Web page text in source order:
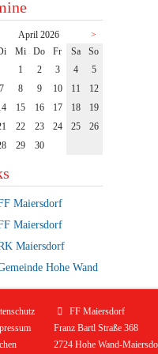
April 2026
>
enstag
Mittwoch
Donnerstag
Freitag
Samstag
Sonntag
1
2 3 4
5
7 8 9 10 11
12
15 16 17 18
19
22 23 24 25
26
29 30
Maiersdorf
Maiersdorf
Maiersdorf
Hohe Wand
FF Maiersdorf
Franz Bartl Straße 368
2724 Hohe Wand-